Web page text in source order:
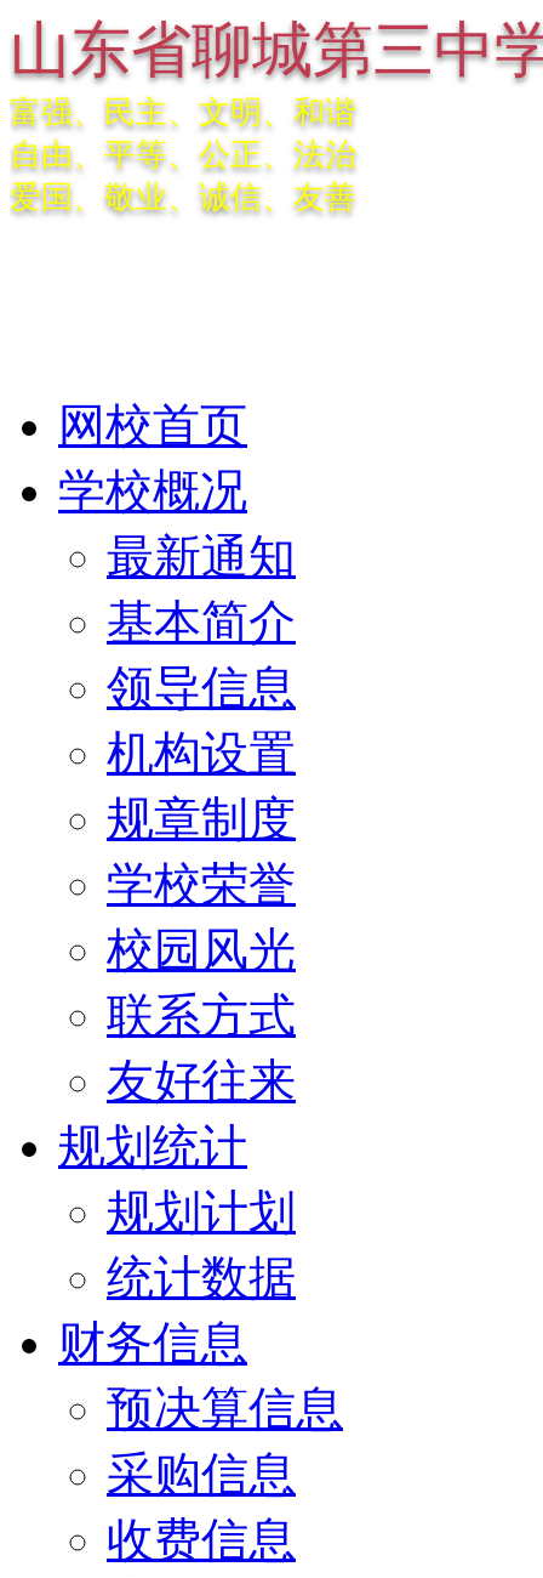
山东省聊城第三中
富强、民主、文明、和谐
自由、平等、公正、法治
爱国、敬业、诚信、友善
网校首页
学校概况
最新通知
基本简介
领导信息
机构设置
规章制度
学校荣誉
校园风光
联系方式
友好往来
规划统计
规划计划
统计数据
财务信息
预决算信息
采购信息
收费信息